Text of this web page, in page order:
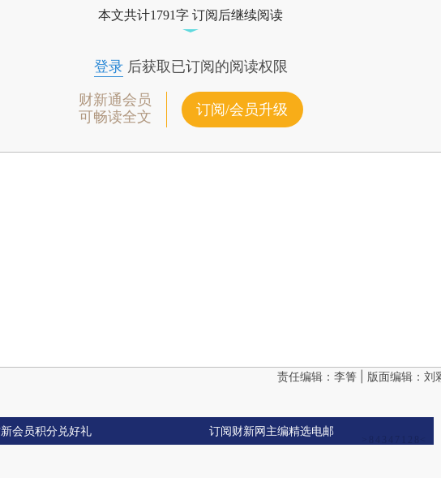
本文共计1791字 订阅后继续阅读
登录后获取已订阅的阅读权限
财新通会员
可畅读全文
订阅/会员升级
责任编辑：李箐 | 版面编辑：刘
会员积分兑好礼 订阅财新网主编精选电邮